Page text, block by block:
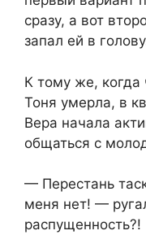
сразу, а вот
запал ей в
К тому же, когда
Тоня умерла, в
Вера начала
общаться с
— Перестань
меня нет! —
распущенность?!